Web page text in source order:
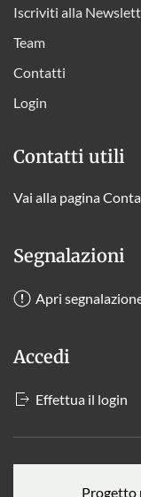
Iscriviti alla
Team
Contatti
Login
Contatti utili
Vai alla pagina
Segnalazioni
Apri
Accedi
Effettua il login
Progetto